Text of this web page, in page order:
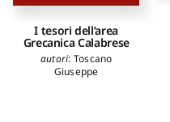
I tesori dell’area
Grecanica Calabrese
autori: Toscano
Giuseppe